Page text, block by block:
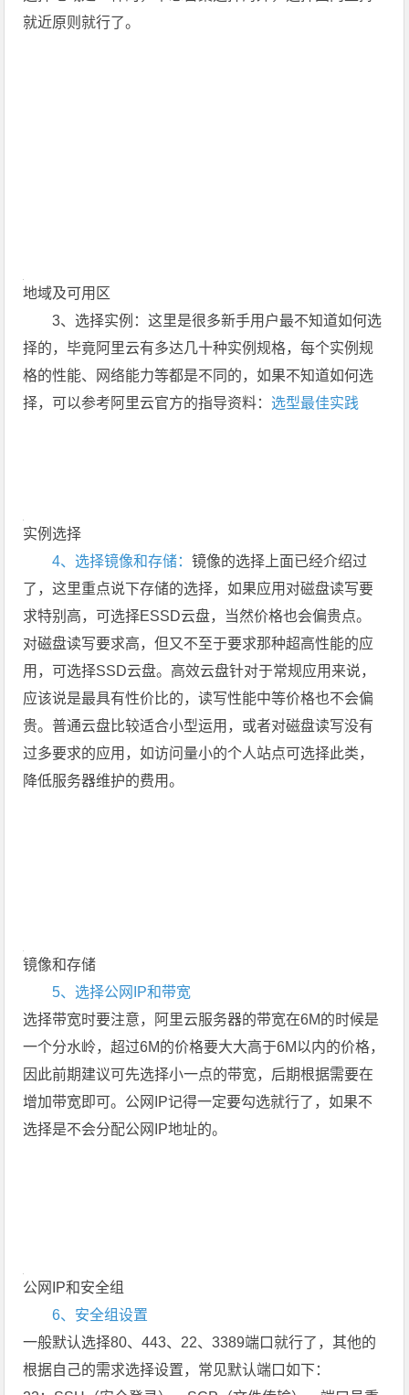
就近原则就行了。
地域及可用区
3、选择实例：这里是很多新手用户最不知道如何选
择的，毕竟阿里云有多达几十种实例规格，每个实例规
格的性能、网络能力等都是不同的，如果不知道如何选
择，可以参考阿里云官方的指导资料： 选型最佳实践
实例选择
4、选择镜像和存储：镜像的选择上面已经介绍过
了，这里重点说下存储的选择，如果应用对磁盘读写要
求特别高，可选择ESSD云盘，当然价格也会偏贵点。
对磁盘读写要求高，但又不至于要求那种超高性能的应
用，可选择SSD云盘。高效云盘针对于常规应用来说，
应该说是最具有性价比的，读写性能中等价格也不会偏
贵。普通云盘比较适合小型运用，或者对磁盘读写没有
过多要求的应用，如访问量小的个人站点可选择此类，
降低服务器维护的费用。
镜像和存储
5、选择公网IP和带宽
选择带宽时要注意，阿里云服务器的带宽在6M的时候是
一个分水岭，超过6M的价格要大大高于6M以内的价格，
因此前期建议可先选择小一点的带宽，后期根据需要在
增加带宽即可。公网IP记得一定要勾选就行了，如果不
选择是不会分配公网IP地址的。
公网IP和安全组
6、安全组设置
一般默认选择80、443、22、3389端口就行了，其他的
根据自己的需求选择设置，常见默认端口如下：